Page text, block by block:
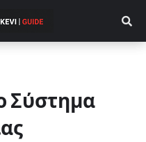
Σύστημα